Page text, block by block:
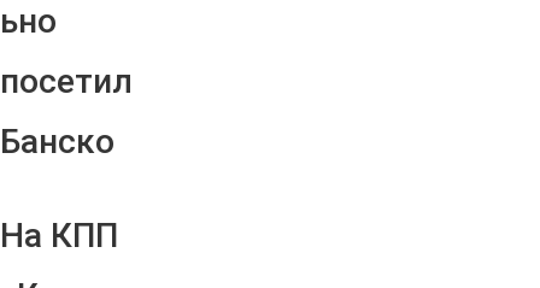
ьно
посетил
Банско
На КПП